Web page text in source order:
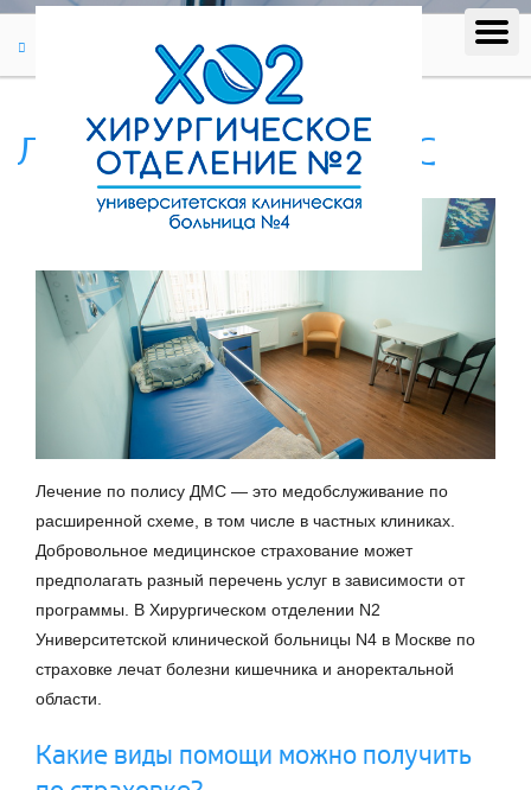
Лечение по полису ДМС
Лечение по полису ДМС
Лечение по полису ДМС — это медобслуживание по
расширенной схеме, в том числе в частных клиниках.
Добровольное медицинское страхование может
предполагать разный перечень услуг в зависимости от
программы. В Хирургическом отделении N2
Университетской клинической больницы N4 в Москве по
страховке лечат болезни кишечника и аноректальной
области.
Какие виды помощи можно получить